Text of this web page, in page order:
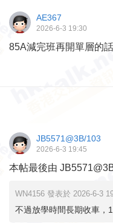
AE367
2026-6-3 19:30
85A減完班再開單層的
JB5571@3B/103
2026-6-3 19:45
本帖最後由
WN4156 發表於 2026-6-3
不過放學時間長期收車，